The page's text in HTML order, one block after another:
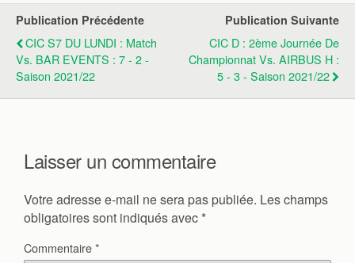
Publication Précédente
CIC S7 DU LUNDI : Match
Vs. BAR EVENTS : 7 - 2 -
Saison 2021/22
Publication Suivante
CIC D : 2ème Journée De
Championnat Vs. AIRBUS H :
5 - 3 - Saison 2021/22
Laisser un commentaire
Votre adresse e-mail ne sera pas publiée. Les champs
obligatoires sont indiqués avec *
Commentaire*